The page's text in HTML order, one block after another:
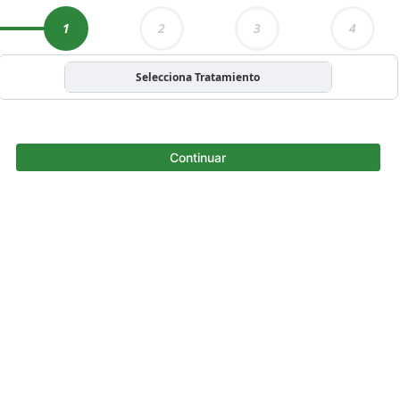
1 2 3 4
Selecciona Tratamiento
Continuar